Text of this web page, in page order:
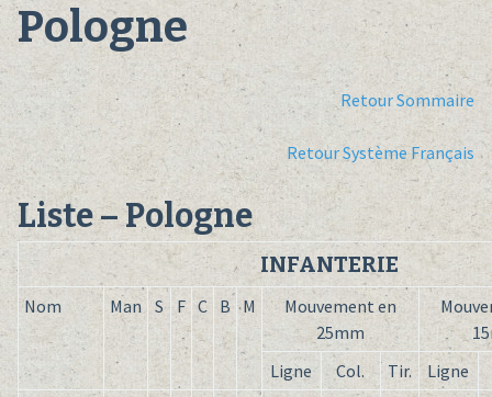
Pologne
Retour Sommaire
Retour Système Français
Liste – Pologne
INFANTERIE
Nom Man S F C B M
Mouvement en
25mm
Ligne
Col. Tir.
Ligne